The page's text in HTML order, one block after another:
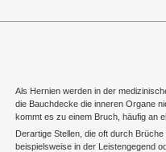
Als Hernien werden in der
die Bauchdecke die inneren Organe
kommt es zu einem Bruch, häufig an
Derartige Stellen, die oft durch
beispielsweise in der Leistengegend